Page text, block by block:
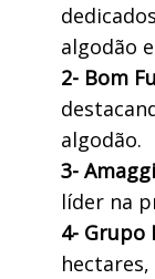
algodão
2- Bom
algodão.
3- Amaggi
líder na
4- Grupo